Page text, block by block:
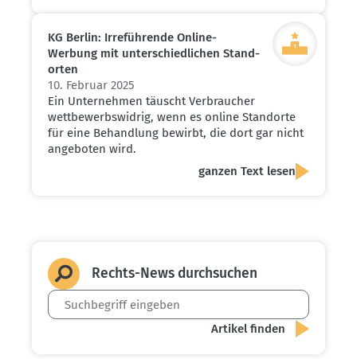
KG Berlin: Irrefüh­rende Online-
Werbung mit unter­schied­lichen Stand­
orten
10. Februar 2025
Ein Unternehmen täuscht Verbraucher
wettbewerbswidrig, wenn es online Standorte
für eine Behandlung bewirbt, die dort gar nicht
angeboten wird.
ganzen Text lesen
Rechts-News durch­suchen